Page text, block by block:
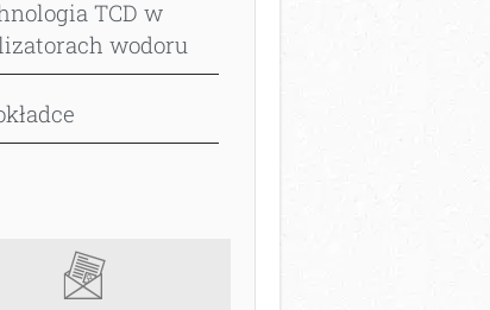
TCD w
wodoru